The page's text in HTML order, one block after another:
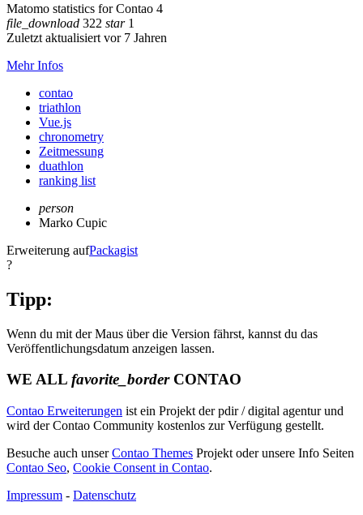
Matomo statistics for Contao 4
file_download 322 star1
Zuletzt aktualisiert vor 7 Jahren
Mehr Infos
contao
triathlon
Vue.js
chronometry
Zeitmessung
duathlon
ranking list
person
Marko Cupic
Erweiterung aufPackagist
?
Tipp:
Wenn du mit der Maus über die Version fährst, kannst du das
Veröffentlichungsdatum anzeigen lassen.
WE ALL favorite_borderCONTAO
Contao Erweiterungen ist ein Projekt der pdir / digital agentur und
wird der Contao Community kostenlos zur Verfügung gestellt.
Besuche auch unserContao Themes Projekt oder unsere Info Seiten
Contao Seo, Cookie Consent in Contao.
Impressum - Datenschutz